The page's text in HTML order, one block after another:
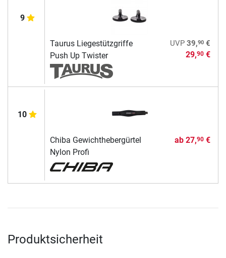
9
Taurus Liegestützgriffe
Push Up Twister
UVP 39,90€
29,90€
10
Chiba Gewichthebergürtel
Nylon Profi
ab 27,90€
Produktsicherheit